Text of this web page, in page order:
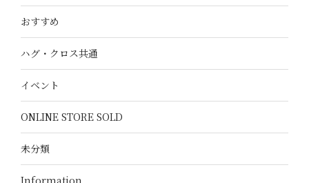
おすすめ
ハグ・クロス共通
イベント
ONLINE STORE SOLD
未分類
Information